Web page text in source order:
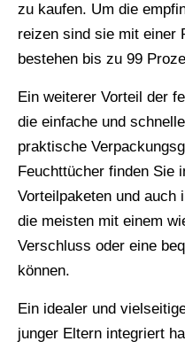
zu kaufen. Um die
reizen sind sie mit einer
bestehen bis zu 99
Ein weiterer Vorteil der
die einfache und
praktische
Feuchttücher finden Sie
Vorteilpaketen und auch
die meisten mit einem
Verschluss oder eine
können.
Ein idealer und
junger Eltern integriert